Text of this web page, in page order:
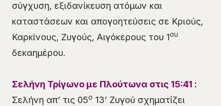
σύγχυση, εξιδανίκευση ατόμων και
καταστάσεων και απογοητεύσεις σε Κριούς,
Καρκίνους, Ζυγούς, Αιγόκερους του 1ου
δεκαημέρου.
Σελήνη Τρίγωνο με Πλούτωνα στις 15:41 :
Σελήνη απ’ τις 05ο 13’ Ζυγού σχηματίζει